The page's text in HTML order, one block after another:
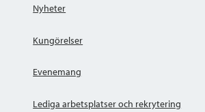
Nyheter
Kungörelser
Evenemang
Lediga arbetsplatser och rekrytering